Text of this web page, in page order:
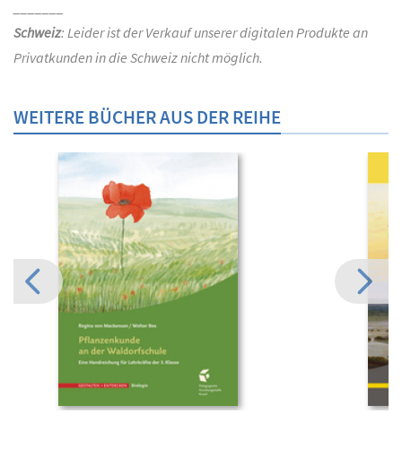
Schweiz: Leider ist der Verkauf unserer digitalen Produkte an
Privatkunden in die Schweiz nicht möglich.
WEITERE BÜCHER AUS DER REIHE